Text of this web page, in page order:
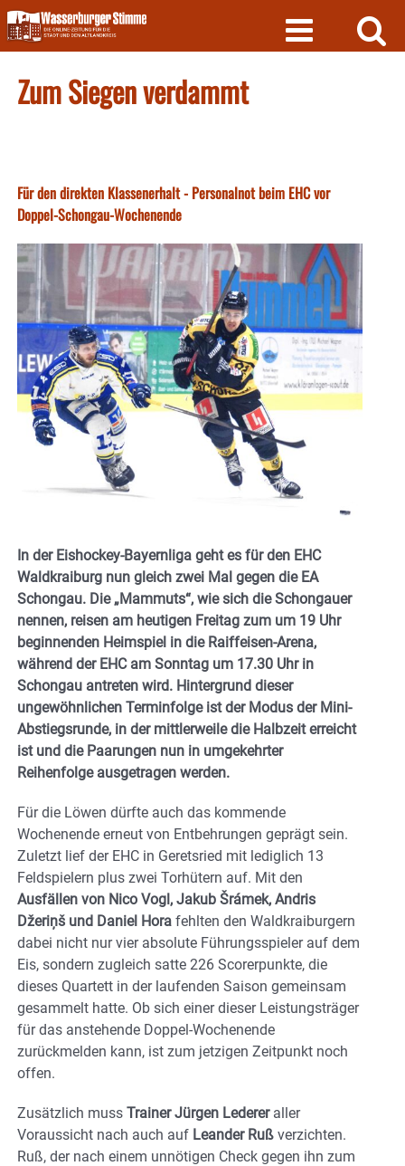
Skip
to
content
Zum Siegen verdammt
Für den direkten Klassenerhalt - Personalnot beim EHC vor
Doppel-Schongau-Wochenende
In der Eishockey-Bayernliga geht es für den EHC
Waldkraiburg nun gleich zwei Mal gegen die EA
Schongau. Die „Mammuts“, wie sich die Schongauer
nennen, reisen am heutigen Freitag zum um 19 Uhr
beginnenden Heimspiel in die Raiffeisen-Arena,
während der EHC am Sonntag um 17.30 Uhr in
Schongau antreten wird. Hintergrund dieser
ungewöhnlichen Terminfolge ist der Modus der Mini-
Abstiegsrunde, in der mittlerweile die Halbzeit erreicht
ist und die Paarungen nun in umgekehrter
Reihenfolge ausgetragen werden.
Für die Löwen dürfte auch das kommende
Wochenende erneut von Entbehrungen geprägt sein.
Zuletzt lief der EHC in Geretsried mit lediglich 13
Feldspielern plus zwei Torhütern auf. Mit den
Ausfällen von Nico Vogl, Jakub Šrámek, Andris
Džeriņš und Daniel Hora fehlten den Waldkraiburgern
dabei nicht nur vier absolute Führungsspieler auf dem
Eis, sondern zugleich satte 226 Scorerpunkte, die
dieses Quartett in der laufenden Saison gemeinsam
gesammelt hatte. Ob sich einer dieser Leistungsträger
für das anstehende Doppel-Wochenende
zurückmelden kann, ist zum jetzigen Zeitpunkt noch
offen.
Zusätzlich muss Trainer Jürgen Ledereraller
Voraussicht nach auch auf Leander Ruß verzichten.
Ruß, der nach einem unnötigen Check gegen ihn zum